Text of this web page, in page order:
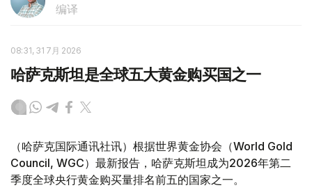
编译
08:31, 31 7月 2026
哈萨克斯坦是全球五大黄金购买国之一
（哈萨克国际通讯社讯）根据世界黄金协会（World Gold
Council, WGC）最新报告，哈萨克斯坦成为2026年第二
季度全球央行黄金购买量排名前五的国家之一。